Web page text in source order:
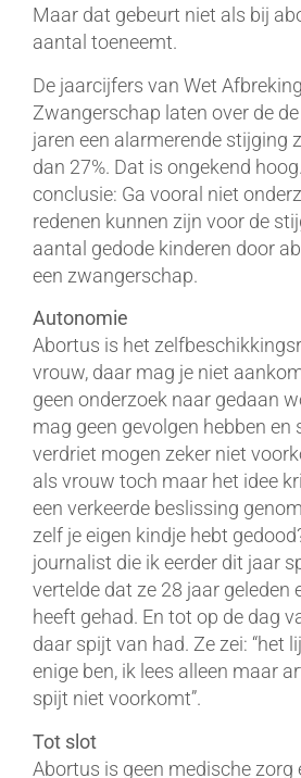
Maar dat gebeurt niet als bij
aantal toeneemt.
De jaarcijfers van Wet Afbreking
Zwangerschap laten over de
jaren een alarmerende stijging
dan 27%. Dat is ongekend
conclusie: Ga vooral niet
redenen kunnen zijn voor de
aantal gedode kinderen door
een zwangerschap.
Autonomie
Abortus is het
vrouw, daar mag je niet
geen onderzoek naar gedaan
mag geen gevolgen hebben en
verdriet mogen zeker niet
als vrouw toch maar het idee
een verkeerde beslissing
zelf je eigen kindje hebt
journalist die ik eerder dit jaar
vertelde dat ze 28 jaar geleden
heeft gehad. En tot op de dag
daar spijt van had. Ze zei: “het
enige ben, ik lees alleen maar
spijt niet voorkomt”.
Tot slot
Abortus is geen medische zorg